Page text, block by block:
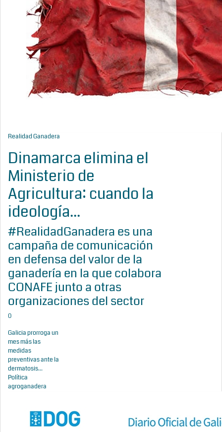
Realidad Ganadera
Dinamarca elimina el
Ministerio de
Agricultura: cuando la
ideología...
#RealidadGanadera es una
campaña de comunicación
en defensa del valor de la
ganadería en la que colabora
CONAFE junto a otras
organizaciones del sector
0
Galicia prorroga un
mes más las
medidas
preventivas ante la
dermatosis...
Política
agroganadera